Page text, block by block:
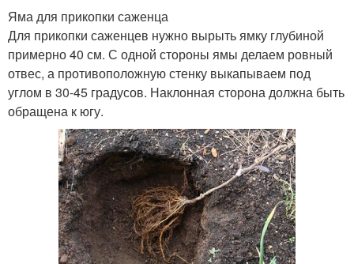
Яма для прикопки саженца
Для прикопки саженцев нужно вырыть ямку глубиной
примерно 40 см. С одной стороны ямы делаем ровный
отвес, а противоположную стенку выкапываем под
углом в 30-45 градусов. Наклонная сторона должна быть
обращена к югу.